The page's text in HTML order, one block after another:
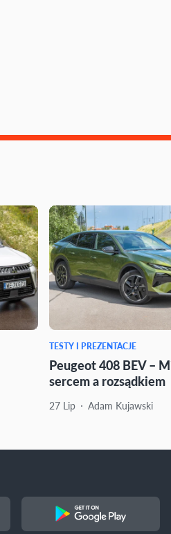
TESTY I PREZENTACJE
Peugeot 408 BEV –
sercem a rozsądkiem
27 Lip Adam Kujawski